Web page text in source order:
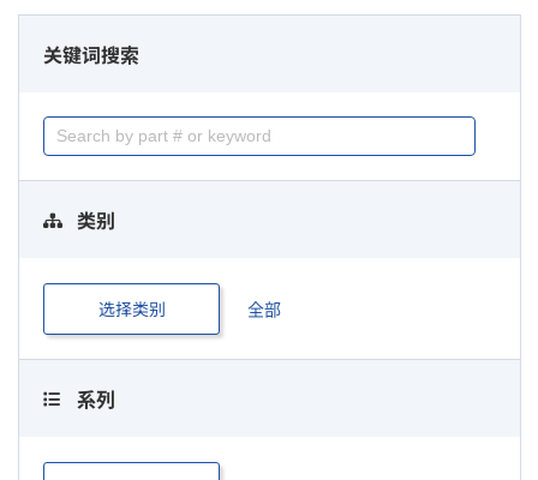
关键词搜索
类别
选择类别 全部
系列